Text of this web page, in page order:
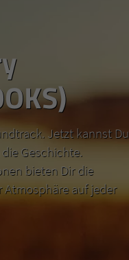
Jetzt kannst Du
Geschichte.
bieten Dir die
auf jeder